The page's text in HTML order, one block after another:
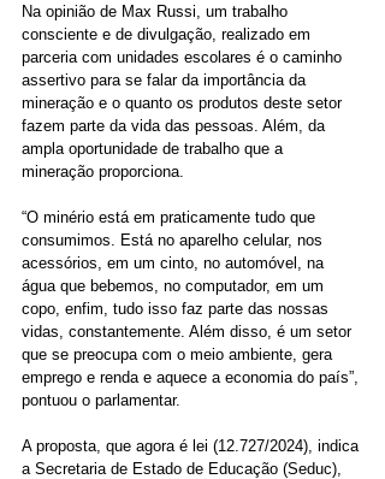
Na opinião de Max Russi, um trabalho
consciente e de divulgação, realizado em
parceria com unidades escolares é o caminho
assertivo para se falar da importância da
mineração e o quanto os produtos deste setor
fazem parte da vida das pessoas. Além, da
ampla oportunidade de trabalho que a
mineração proporciona.
“O minério está em praticamente tudo que
consumimos. Está no aparelho celular, nos
acessórios, em um cinto, no automóvel, na
água que bebemos, no computador, em um
copo, enfim, tudo isso faz parte das nossas
vidas, constantemente. Além disso, é um setor
que se preocupa com o meio ambiente, gera
emprego e renda e aquece a economia do país”,
pontuou o parlamentar.
A proposta, que agora é lei (12.727/2024), indica
a Secretaria de Estado de Educação (Seduc),